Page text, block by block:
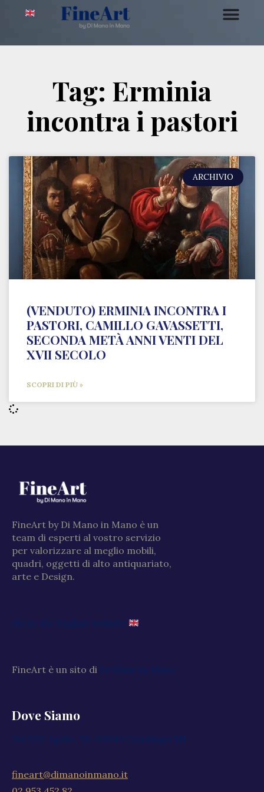
Tag: Erminia
incontra i pastori
ARCHIVIO
(VENDUTO) ERMINIA INCONTRA I
PASTORI, CAMILLO GAVASSETTI,
SECONDA METÀ ANNI VENTI DEL
XVII SECOLO
SCOPRI DI PIÙ »
FineArt by Di Mano in Mano è un
team di esperti al vostro servizio
per valorizzare al meglio mobili,
quadri, oggetti di alto antiquariato,
arte e Design.
Go to the English website
FineArt è un sito di Di Mano in Mano
Dove Siamo
Via XXV Aprile, 59, 20040 Cambiago MI
fineart@dimanoinmano.it